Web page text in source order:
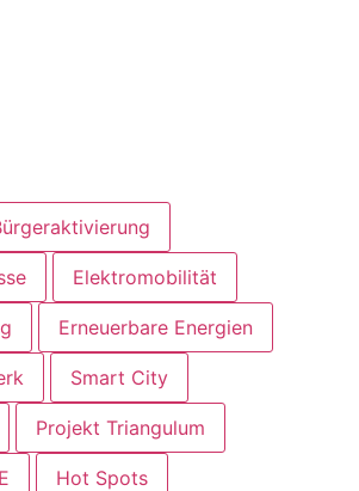
Elektromobilität
Erneuerbare Energien
Smart City
Projekt Triangulum
Hot Spots